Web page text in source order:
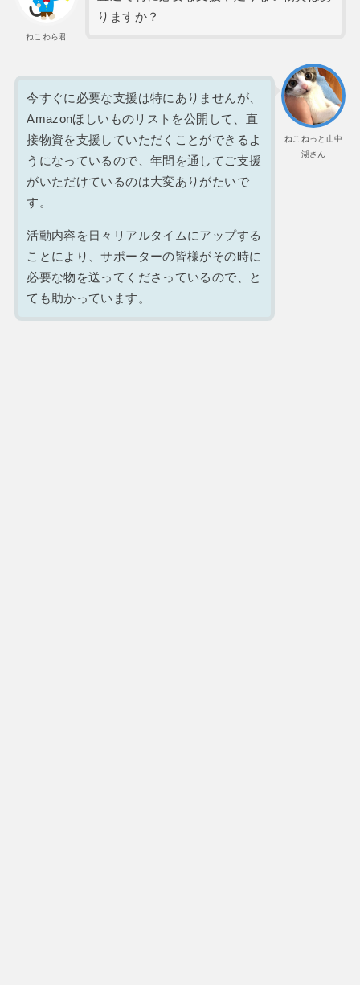
ねこわら君
りますか？
ねこねっと山中
湖さん
今すぐに必要な支援は特にありませんが、
Amazonほしいものリストを公開して、直
接物資を支援していただくことができるよ
うになっているので、年間を通してご支援
がいただけているのは大変ありがたいで
す。
活動内容を日々リアルタイムにアップする
ことにより、サポーターの皆様がその時に
必要な物を送ってくださっているので、と
ても助かっています。